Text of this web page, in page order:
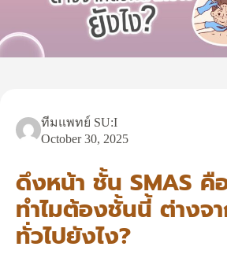
ทีมแพทย์ SU:I
October 30, 2025
ดึงหน้า ชั้น SMAS คือ
ทำไมต้องชั้นนี้ ต่างจ
ทั่วไปยังไง?